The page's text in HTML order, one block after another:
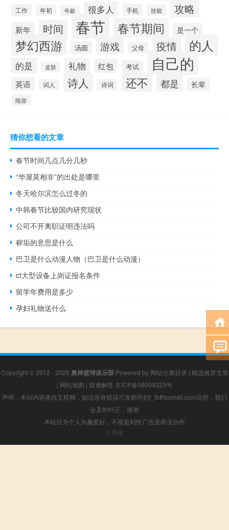
工作 年初 年龄 很多人 手机 技能 攻略
新年 时间 春节 春节期间 是一个
梦幻西游 汤圆 游戏 父母 疫情 的人
的是 皮肤 礼物 红包 考试 自己的
英语 词人 诗人 诗词 还不 都是 长辈
陆游
猜你想看的文章
春节时间几点几分几秒
“华屋莫相非”的出处是哪里
冬天哈尔滨怎么过冬的
中韩春节比较国内研究现状
公司不开离职证明违法吗
秽垢的意思是什么
巴卫是什么动漫人物（巴卫是什么动漫）
ct大型设备上岗证报名条件
留学年费用是多少
孕妇礼物送什么
Copyright © 2012 - 2026 奥神篮球俱乐部Powered by 网站分类目录 | 精选推荐文章
| 网站地图 | 疑难解答 京ICP备06009323号
声明：本站内容来自互联网，如信息有错误可发邮件到f_fb#foxmail.com说明，我们
会及时纠正，谢谢
本站仅为个人兴趣爱好，不接盈利性广告及商业合作
小男孩